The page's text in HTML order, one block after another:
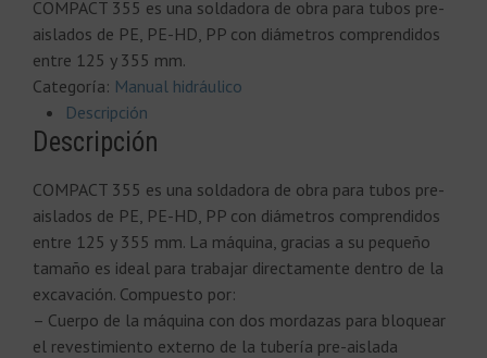
COMPACT 355 es una soldadora de obra para tubos pre-
aislados de PE, PE-HD, PP con diámetros comprendidos
entre 125 y 355 mm.
Categoría: Manual hidráulico
Descripción
Descripción
COMPACT 355 es una soldadora de obra para tubos pre-
aislados de PE, PE-HD, PP con diámetros comprendidos
entre 125 y 355 mm. La máquina, gracias a su pequeño
tamaño es ideal para trabajar directamente dentro de la
excavación. Compuesto por:
– Cuerpo de la máquina con dos mordazas para bloquear
el revestimiento externo de la tubería pre-aislada